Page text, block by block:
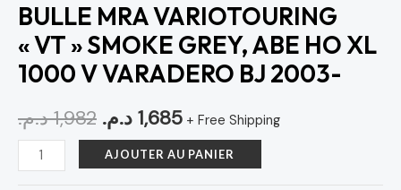
BULLE MRA VARIOTOURING
« VT » SMOKE GREY, ABE HO XL
1000 V VARADERO BJ 2003-
1,982 د.م. 1,685 د.م. + Free Shipping
ABE
HO
XL
V
VARADERO
AJOUTER AU PANIER